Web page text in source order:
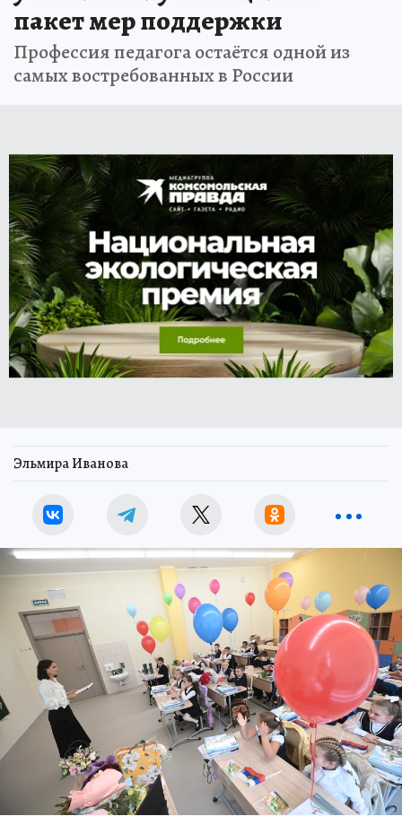
пакет мер поддержки
Профессия педагога остаётся одной из
самых востребованных в России
Эльмира Иванова